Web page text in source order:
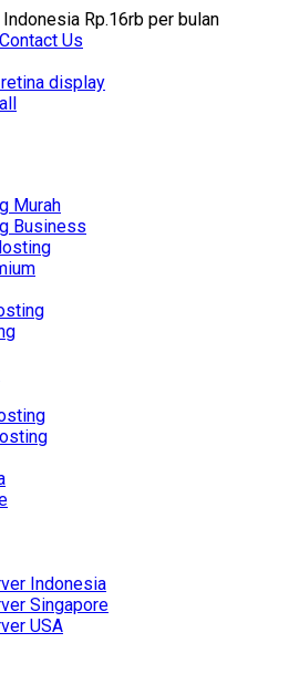
Rp.16rb per bulan
Contact Us
Murah
Business
Indonesia
Singapore
USA